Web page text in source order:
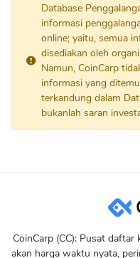
Database
informasi
online; yaitu, semua
disediakan oleh
Namun, CoinCarp
informasi yang
terkandung dalam
bukanlah saran
CoinCarp (CC): Pusat
akan harga waktu nyata,